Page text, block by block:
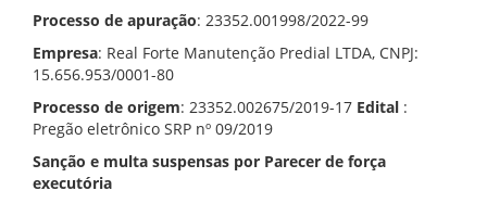
Processo de apuração: 23352.001998/2022-99
Empresa: Real Forte Manutenção Predial LTDA, CNPJ:
15.656.953/0001-80
Processo de origem: 23352.002675/2019-17 Edital :
Pregão eletrônico SRP nº 09/2019
Sanção e multa suspensas por Parecer de força
executória